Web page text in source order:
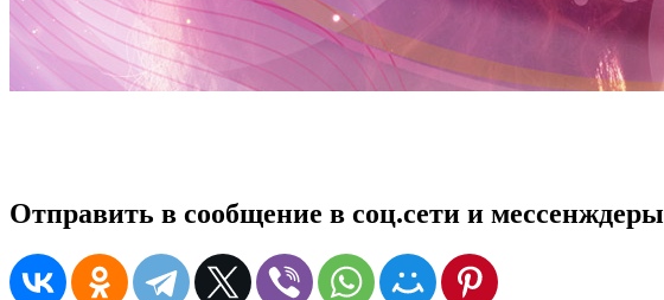
Отправить в сообщение в соц.сети и мессенждеры